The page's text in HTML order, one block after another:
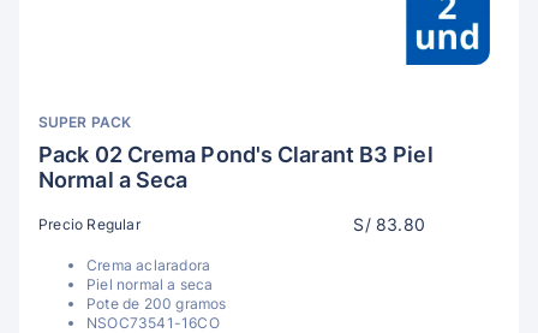
SUPER PACK
Pack 02 Crema Pond's Clarant B3 Piel
Normal a Seca
Precio Regular S/ 83.80
Crema aclaradora
Piel normal a seca
Pote de 200 gramos
NSOC73541-16CO